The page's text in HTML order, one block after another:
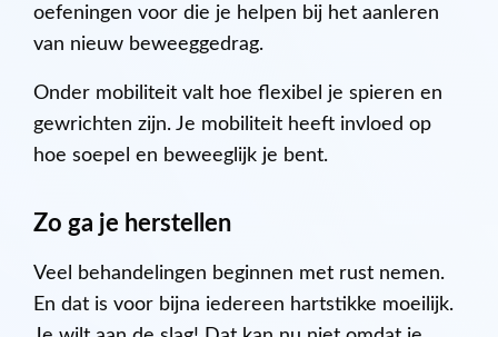
oefeningen voor die je helpen bij het aanleren
van nieuw beweeggedrag.
Onder mobiliteit valt hoe flexibel je spieren en
gewrichten zijn. Je mobiliteit heeft invloed op
hoe soepel en beweeglijk je bent.
Zo ga je herstellen
Veel behandelingen beginnen met rust nemen.
En dat is voor bijna iedereen hartstikke moeilijk.